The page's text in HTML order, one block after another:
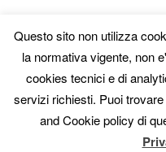
CATEGORIE
AISA vs Others
Artisti
Collaboratori
Fotografi
Questo sito non utilizza
la normativa vigente, non
cookies tecnici e di
servizi richiesti. Puoi
and Cookie policy di